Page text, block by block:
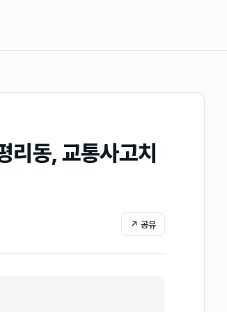
리동, 교통사고치
↗ 공유